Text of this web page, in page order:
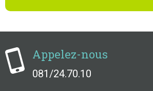
Appelez-nous
081/24.70.10